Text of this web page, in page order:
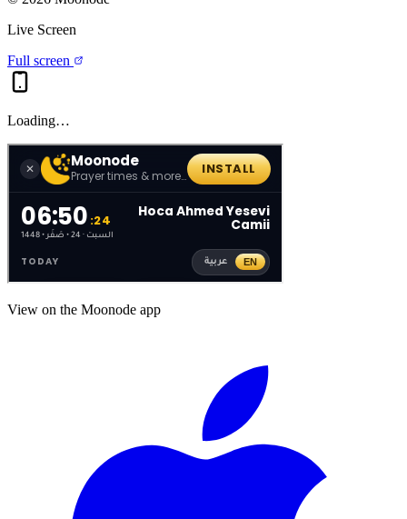
Live Screen
Full screen
Loading…
View on the Moonode app